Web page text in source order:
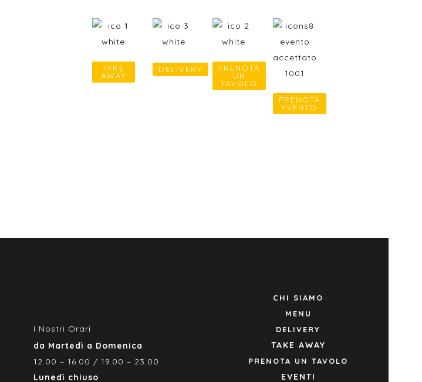
TAKE
AWAY
DELIVERY
PRENOTA
UN
TAVOLO
PRENOTA
EVENTO
I Nostri Orari
da Martedì a Domenica
12.00 – 16.00 / 19.00 – 23.00
Lunedì chiuso
CHI SIAMO
MENU
DELIVERY
TAKE AWAY
PRENOTA UN TAVOLO
EVENTI